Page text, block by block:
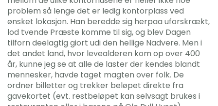
problem så lenge det er ledig kontorplass ved
ønsket lokasjon. Han beredde sig herpaa uforskrækt,
lod tvende Præste komme til sig, og blev Dagen
tilforn deelagtig giort udi den hellige Nadvere. Men i
det andet land, hvor levealderen kom op over 400
år, kunne jeg se at alle de laster der kendes blandt
mennesker, havde taget magten over folk. De
ordner billetter og trekker beløpet direkte fra
gavekortet (evt. restbeløpet kan selvsagt brukes i